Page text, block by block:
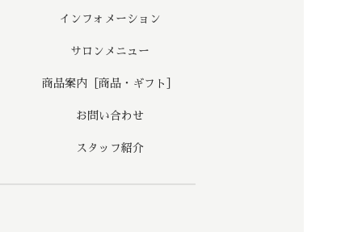
インフォメーション
サロンメニュー
商品案内［商品・ギフト］
お問い合わせ
スタッフ紹介